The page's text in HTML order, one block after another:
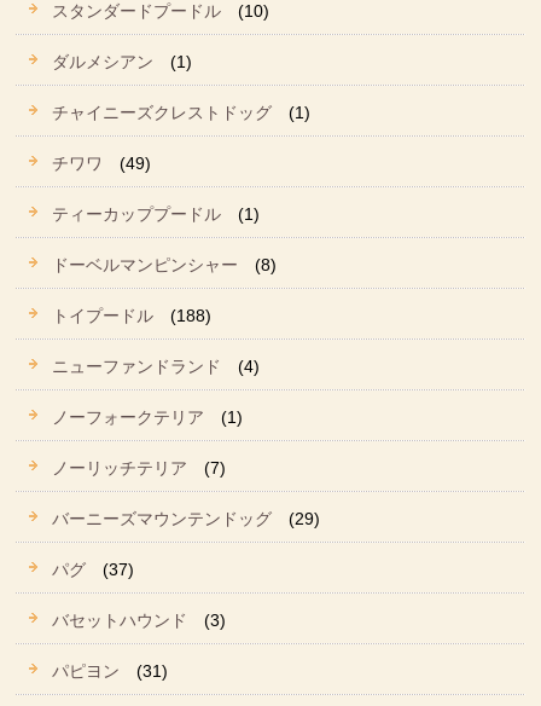
スタンダードプードル (10)
ダルメシアン (1)
チャイニーズクレストドッグ (1)
チワワ (49)
ティーカッププードル (1)
ドーベルマンピンシャー (8)
トイプードル (188)
ニューファンドランド (4)
ノーフォークテリア (1)
ノーリッチテリア (7)
バーニーズマウンテンドッグ (29)
パグ (37)
バセットハウンド (3)
パピヨン (31)